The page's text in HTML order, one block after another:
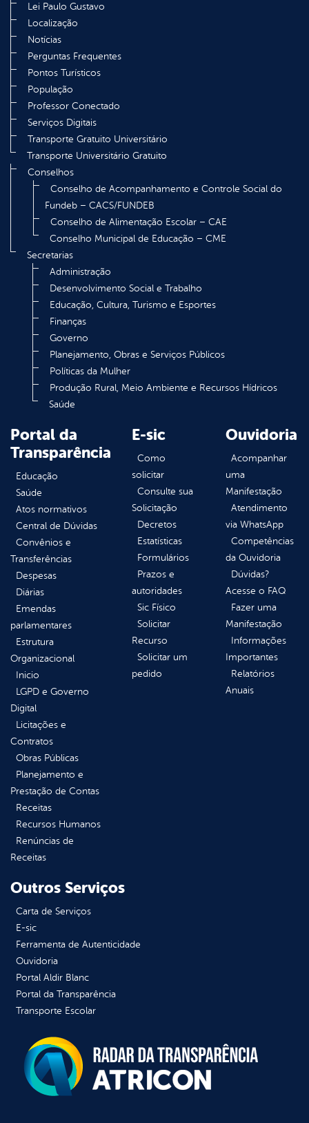
Lei Paulo Gustavo
Localização
Notícias
Perguntas Frequentes
Pontos Turísticos
População
Professor Conectado
Serviços Digitais
Transporte Gratuito Universitário
Transporte Universitário Gratuito
Conselhos
Conselho de Acompanhamento e Controle Social do
Fundeb – CACS/FUNDEB
Conselho de Alimentação Escolar – CAE
Conselho Municipal de Educação – CME
Secretarias
Administração
Desenvolvimento Social e Trabalho
Educação, Cultura, Turismo e Esportes
Finanças
Governo
Planejamento, Obras e Serviços Públicos
Políticas da Mulher
Produção Rural, Meio Ambiente e Recursos Hídricos
Saúde
Portal da
Transparência
Educação
Saúde
Atos normativos
Central de Dúvidas
Convênios e
Transferências
Despesas
Diárias
Emendas
parlamentares
Estrutura
Organizacional
Inicio
LGPD e Governo
Digital
Licitações e
Contratos
Obras Públicas
Planejamento e
Prestação de Contas
Receitas
Recursos Humanos
Renúncias de
Receitas
E-sic
Como
solicitar
Consulte sua
Solicitação
Decretos
Estatísticas
Formulários
Prazos e
autoridades
Sic Físico
Solicitar
Recurso
Solicitar um
pedido
Ouvidoria
Acompanhar
uma
Manifestação
Atendimento
via WhatsApp
Competências
da Ouvidoria
Dúvidas?
Acesse o FAQ
Fazer uma
Manifestação
Informações
Importantes
Relatórios
Anuais
Outros Serviços
Carta de Serviços
E-sic
Ferramenta de Autenticidade
Ouvidoria
Portal Aldir Blanc
Portal da Transparência
Transporte Escolar